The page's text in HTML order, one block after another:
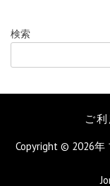
検索
ご
Copyright © 2026年